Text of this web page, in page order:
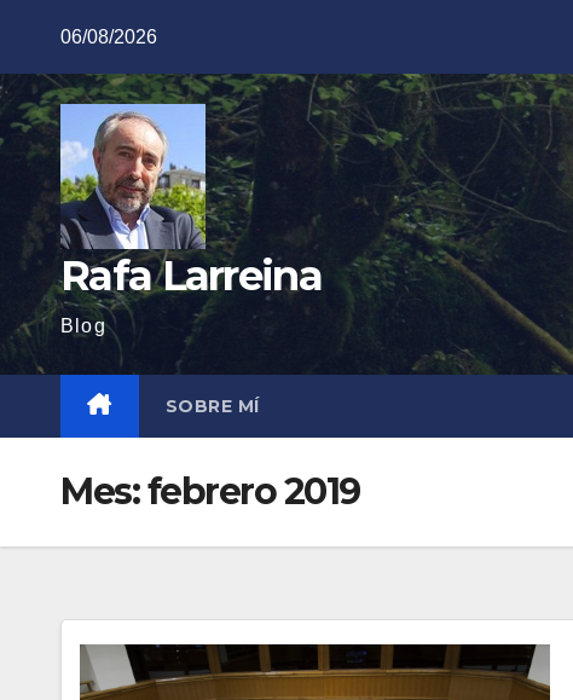
contenido
06/08/2026
Rafa Larreina
Blog
SOBRE MÍ
Mes:febrero 2019